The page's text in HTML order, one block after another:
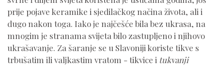
prije pojave keramike i sjedilačkog načina života, ali i
dugo nakon toga. Iako je najčešće bila bez ukrasa, na
mnogim je stranama svijeta bilo zastupljeno i njihovo
ukrašavanje. Za šaranje se u Slavoniji koriste tikve s
trbušatim ili valjkastim vratom - tikvice i tukvanji